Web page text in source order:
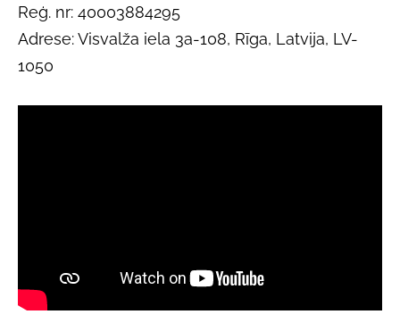
Reģ. nr: 40003884295
Adrese: Visvalža iela 3a-108, Rīga, Latvija, LV-
1050